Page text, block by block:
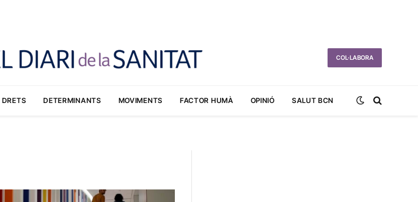
COL·LABORA
DRETS DETERMINANTS MOVIMENTS FACTOR HUMÀ OPINIÓ SALUT BCN